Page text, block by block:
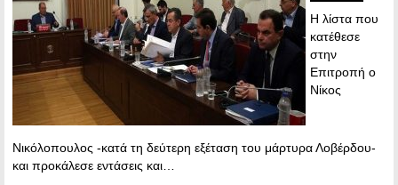
Η λίστα που
κατέθεσε
στην
Επιτροπή ο
Νίκος
Νικόλοπουλος -κατά τη δεύτερη εξέταση του μάρτυρα Λοβέρδου-
και προκάλεσε εντάσεις και…